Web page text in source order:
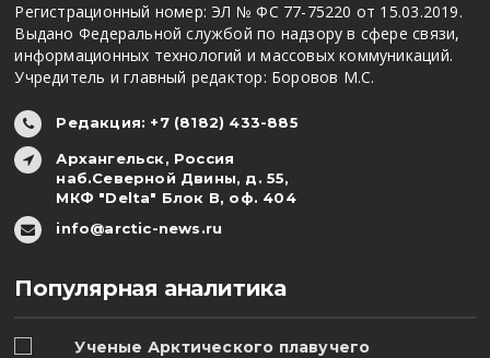
Регистрационный номер: ЭЛ № ФС 77-75220 от 15.03.2019.
Выдано Федеральной службой по надзору в сфере связи,
информационных технологий и массовых коммуникаций.
Учредитель и главный редактор: Боровов М.С.
Редакция: +7 (8182) 433-885
Архангельск, Россия
наб.Северной Двины, д. 55,
МКФ "Delta" Блок В, оф. 404
info@arctic-news.ru
Популярная аналитика
Ученые Арктического плавучего